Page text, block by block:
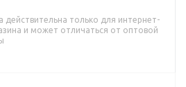
действительна только для интернет-
и может отличаться от оптовой